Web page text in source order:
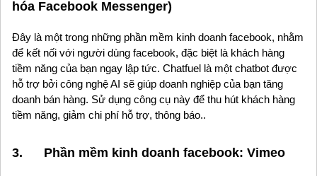
hóa Facebook Messenger)
Đây là một trong những phần mềm kinh doanh facebook, nhằm
để kết nối với người dùng facebook, đặc biệt là khách hàng
tiềm năng của bạn ngay lập tức. Chatfuel là một chatbot được
hỗ trợ bởi công nghệ AI sẽ giúp doanh nghiệp của bạn tăng
doanh bán hàng. Sử dụng công cụ này để thu hút khách hàng
tiềm năng, giảm chi phí hỗ trợ, thông báo..
3. Phần mềm kinh doanh facebook: Vimeo